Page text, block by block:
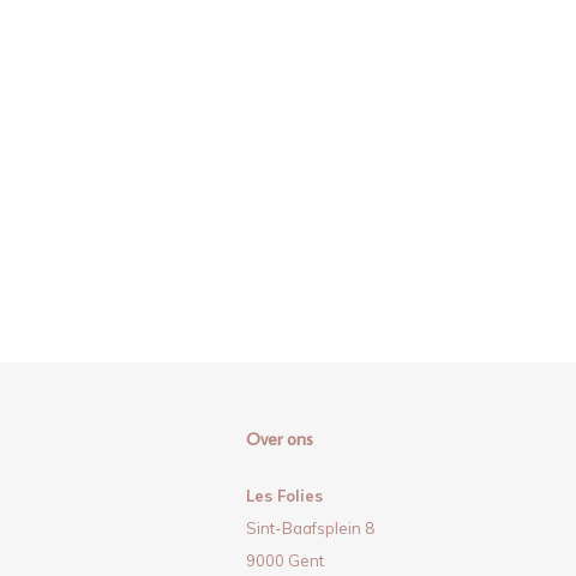
Over ons
Les Folies
Sint-Baafsplein 8
9000 Gent